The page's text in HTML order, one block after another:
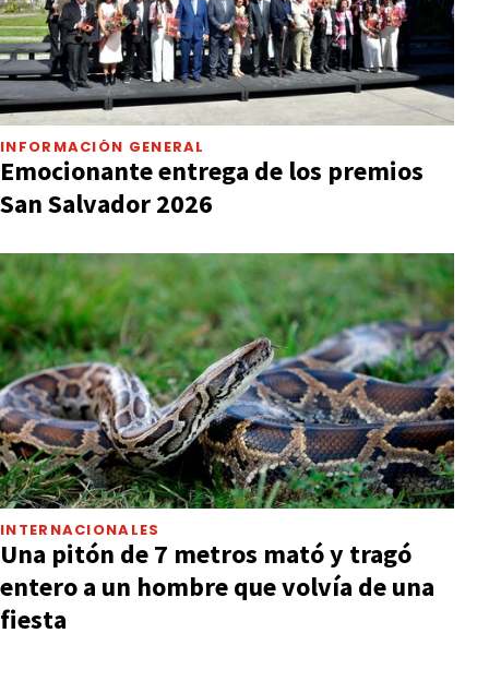
INFORMACIÓN GENERAL
Emocionante entrega de los premios
San Salvador 2026
INTERNACIONALES
Una pitón de 7 metros mató y tragó
entero a un hombre que volvía de una
fiesta